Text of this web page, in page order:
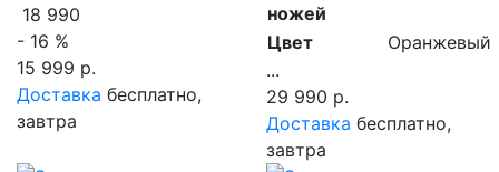
18 990
- 16 %
15 999 р.
Доставка бесплатно,
завтра
ножей
Цвет
Оранжевый
...
29 990 р.
Доставка бесплатно,
завтра